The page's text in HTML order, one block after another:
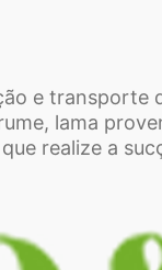
e transporte
lama
realize a